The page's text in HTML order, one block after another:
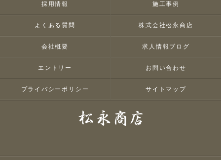
採用情報 施工事例
よくある質問 株式会社松永商店
会社概要 求人情報ブログ
エントリー お問い合わせ
プライバシーポリシー サイトマップ